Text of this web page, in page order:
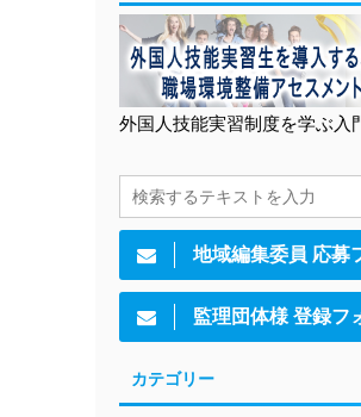
外国人技能実習制度を学ぶ入
地域編集委員 応募
監理団体様 登録フ
カテゴリー